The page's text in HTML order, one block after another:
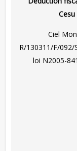
Ciel
R/130311/F/
loi N2005-